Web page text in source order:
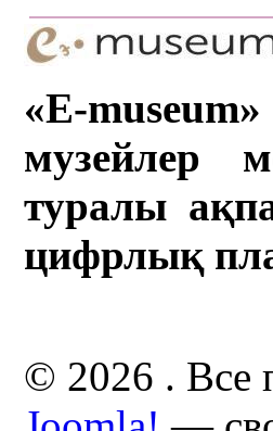
«E-
музейлер
туралы
цифрлық
© 2026 . Все